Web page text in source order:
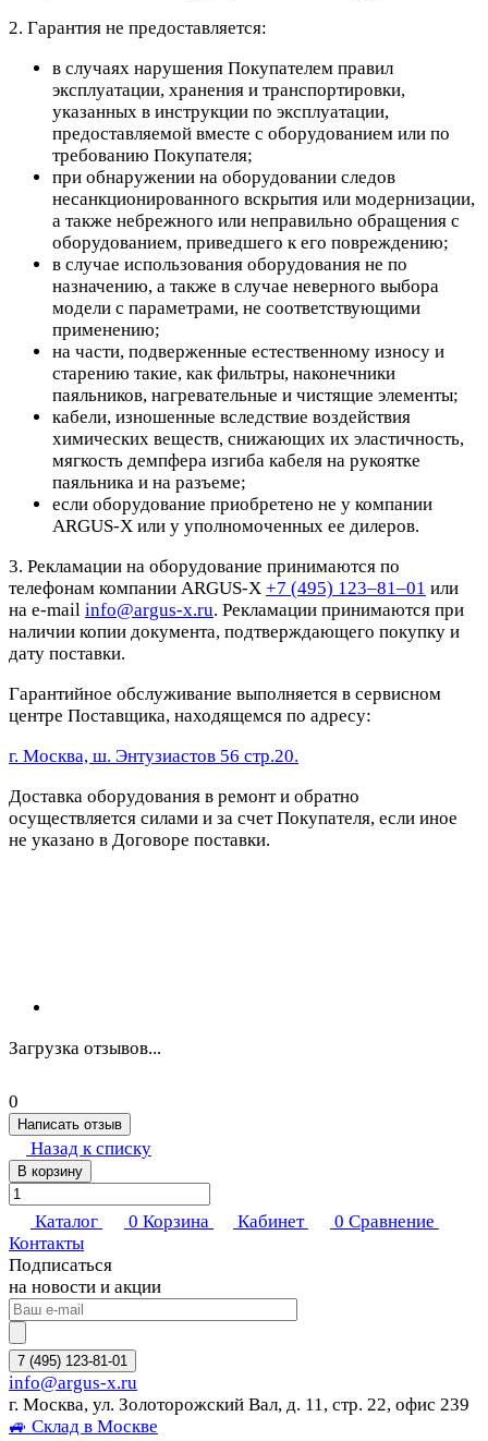
2. Гарантия не предоставляется:
в случаях нарушения Покупателем правил
эксплуатации, хранения и транспортировки,
указанных в инструкции по эксплуатации,
предоставляемой вместе с оборудованием или по
требованию Покупателя;
при обнаружении на оборудовании следов
несанкционированного вскрытия или модернизации,
а также небрежного или неправильно обращения с
оборудованием, приведшего к его повреждению;
в случае использования оборудования не по
назначению, а также в случае неверного выбора
модели с параметрами, не соответствующими
применению;
на части, подверженные естественному износу и
старению такие, как фильтры, наконечники
паяльников, нагревательные и чистящие элементы;
кабели, изношенные вследствие воздействия
химических веществ, снижающих их эластичность,
мягкость демпфера изгиба кабеля на рукоятке
паяльника и на разъеме;
если оборудование приобретено не у компании
ARGUS-X или у уполномоченных ее дилеров.
3. Рекламации на оборудование принимаются по
телефонам компании ARGUS-X +7 (495) 123–81–01 или
на e-mail info@argus-x.ru. Рекламации принимаются при
наличии копии документа, подтверждающего покупку и
дату поставки.
Гарантийное обслуживание выполняется в сервисном
центре Поставщика, находящемся по адресу:
г. Москва, ш. Энтузиастов 56 стр.20.
Доставка оборудования в ремонт и обратно
осуществляется силами и за счет Покупателя, если иное
не указано в Договоре поставки.
Загрузка отзывов...
0
Написать отзыв
Назад к списку
В корзину
Каталог 0 Корзина Кабинет 0 Сравнение
Контакты
Подписаться
на новости и акции
7 (495) 123-81-01
info@argus-x.ru
г. Москва, ул. Золоторожский Вал, д. 11, стр. 22, офис 239
🚙 Склад в Москве